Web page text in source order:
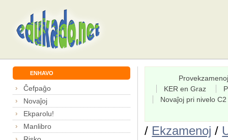
ENHAVO
Ĉefpaĝo
Novaĵoj
Ekparolu!
Manlibro
Provekzamenoj
KER en Graz
Novaĵoj pri nivelo C2
/ Ekzamenoj /